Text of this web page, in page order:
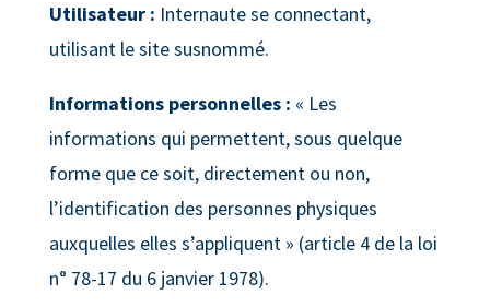
Utilisateur : Internaute se connectant,
utilisant le site susnommé.
Informations personnelles : « Les
informations qui permettent, sous quelque
forme que ce soit, directement ou non,
l’identification des personnes physiques
auxquelles elles s’appliquent » (article 4 de la loi
n° 78-17 du 6 janvier 1978).